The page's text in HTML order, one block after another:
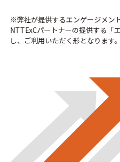
※弊社が提供するエンゲージメン
NTTExCパートナーの提供する「
し、ご利用いただく形となります。